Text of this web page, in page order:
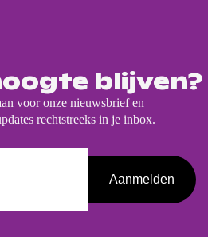
blijven?
voor onze nieuwsbrief en
rechtstreeks in je inbox.
Aanmelden